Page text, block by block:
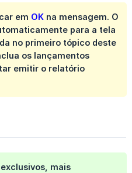
em OK na mensagem. O
para a tela
no primeiro tópico deste
os lançamentos
emitir o relatório
mais